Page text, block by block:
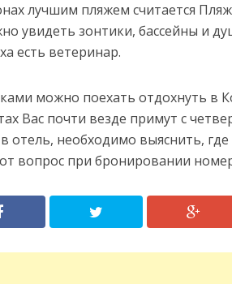
лучшим пляжем считается
увидеть зонтики, бассейны и
есть ветеринар.
можно поехать отдохнуть в
Вас почти везде примут с
отель, необходимо выяснить,
вопрос при бронировании